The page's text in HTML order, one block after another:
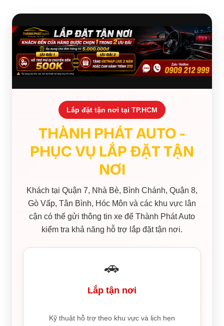
Lắp đặt tận nơi tại TP.HCM
THÀNH PHÁT AUTO -
PHỤC VỤ LẮP ĐẶT TẬN
NƠI
Khách tại Quận 7, Nhà Bè, Bình Chánh, Quận 8,
Gò Vấp, Tân Bình, Hóc Môn và các khu vực lân
cận có thể gửi thông tin xe để Thành Phát Auto
kiểm tra khả năng hỗ trợ lắp đặt tận nơi.
🚗
Lắp tận nơi
Kỹ thuật hỗ trợ theo khu vực và lịch hẹn